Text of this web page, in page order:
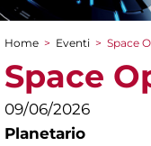
Tu sei qui
Home > Eventi > Space
Space
09/06/2026
Planetario